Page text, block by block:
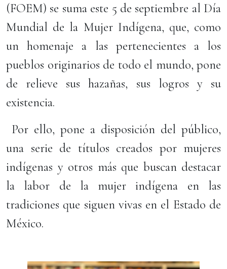
(FOEM) se suma este 5 de septiembre al Día
Mundial de la Mujer Indígena, que, como
un homenaje a las pertenecientes a los
pueblos originarios de todo el mundo, pone
de relieve sus hazañas, sus logros y su
existencia.
Por ello, pone a disposición del público,
una serie de títulos creados por mujeres
indígenas y otros más que buscan destacar
la labor de la mujer indígena en las
tradiciones que siguen vivas en el Estado de
México.